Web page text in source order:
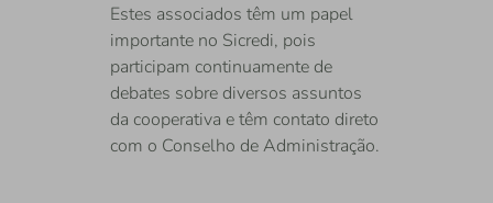
Estes associados têm um papel
importante no Sicredi, pois
participam continuamente de
debates sobre diversos assuntos
da cooperativa e têm contato direto
com o Conselho de Administração.